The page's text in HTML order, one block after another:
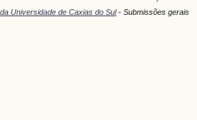
Universidade de Caxias do Sul- Submissões gerais